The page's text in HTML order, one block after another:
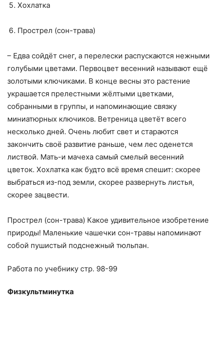
Хохлатка
Прострел (сон-трава)
– Едва сойдёт снег, а перелески распускаются нежными
голубыми цветами. Первоцвет весенний называют ещё
золотыми ключиками. В конце весны это растение
украшается прелестными жёлтыми цветками,
собранными в группы, и напоминающие связку
миниатюрных ключиков. Ветреница цветёт всего
несколько дней. Очень любит свет и стараются
закончить своё развитие раньше, чем лес оденется
листвой. Мать-и мачеха самый смелый весенний
цветок. Хохлатка как будто всё время спешит: скорее
выбраться из-под земли, скорее развернуть листья,
скорее зацвести.
Прострел (сон-трава) Какое удивительное изобретение
природы! Маленькие чашечки сон-травы напоминают
собой пушистый подснежный тюльпан.
Работа по учебнику стр. 98-99
Физкультминутка